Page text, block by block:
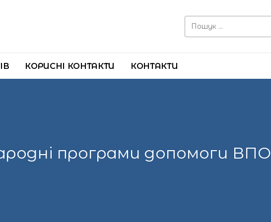
КОРИСНІ КОНТАКТИ КОНТАКТИ
програми допомоги ВПО